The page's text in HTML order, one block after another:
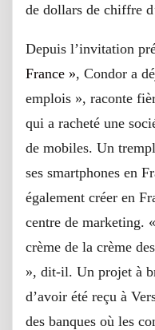
de dollars de chiffre
Depuis l’invitation
France », Condor a
emplois », raconte
qui a racheté une
de mobiles. Un
ses smartphones en
également créer en
centre de marketing.
crème de la crème
», dit-il. Un projet à
d’avoir été reçu à
des banques où les